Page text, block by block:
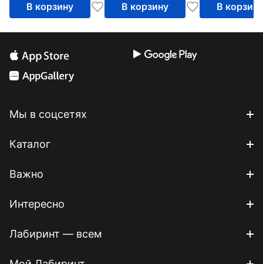
В корзину В корзину В корзину
Мы в соцсетях
Каталог
Важно
Интересно
Лабиринт — всем